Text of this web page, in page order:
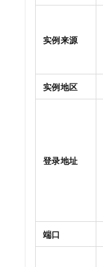
实例来源
实例地区
登录地址
端口